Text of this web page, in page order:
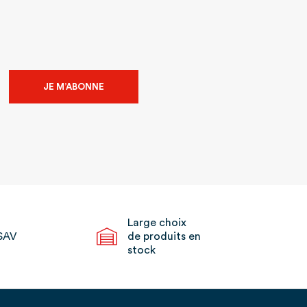
JE M’ABONNE
Large choix
de produits en
stock